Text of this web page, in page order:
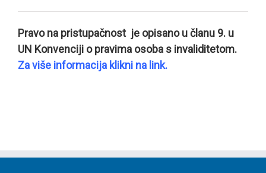
Pravo na pristupačnost je opisano u članu 9. u
UN Konvenciji o pravima osoba s invaliditetom.
Za više informacija klikni na link.